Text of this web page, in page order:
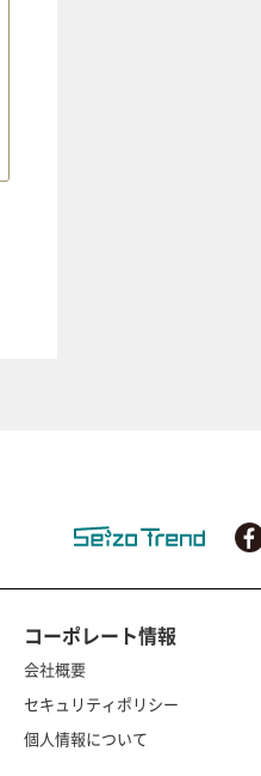
コーポレート情報
会社概要
セキュリティポリシー
個人情報について